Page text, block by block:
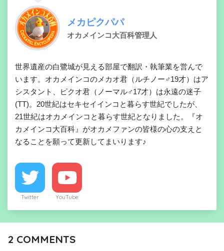
メカピクパパ
オカメインコ大百科管理人
世界遺産の白鷺城が見える部屋で翻訳・執筆業を営んで
います。オカメインコのメカオ君（ルチノー♂19才）はア
シスタント、ピクオ君（ノーマル♂17才）は永遠の迷子
(TT)。20世紀はセキセイインコと暮らす世紀でしたが、
21世紀はオカメインコと暮らす世紀となりました。『オ
カメインコ大百科』がオカメファンの皆様の心の支えと
なることを願って更新してまいります♪
Twitter YouTube
2 COMMENTS